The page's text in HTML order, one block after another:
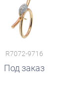
R7072-9716
Под заказ